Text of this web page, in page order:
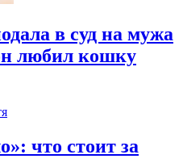
в суд на мужа
любил кошку
что стоит за